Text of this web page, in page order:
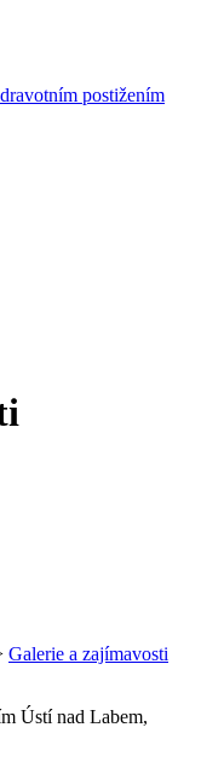
postižením
Galerie a zajímavosti
Ústí nad Labem,